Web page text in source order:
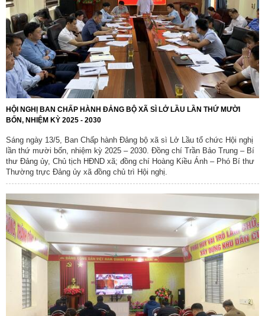
HỘI NGHỊ BAN CHẤP HÀNH ĐẢNG BỘ XÃ SÌ LỞ LẦU LẦN THỨ MƯỜI
BỐN, NHIỆM KỲ 2025 - 2030
Sáng ngày 13/5, Ban Chấp hành Đảng bộ xã sì Lở Lầu tổ chức Hội nghị
lần thứ mười bốn, nhiệm kỳ 2025 – 2030. Đồng chí Trần Bảo Trung – Bí
thư Đảng ủy, Chủ tịch HĐND xã; đồng chí Hoàng Kiều Ánh – Phó Bí thư
Thường trực Đảng ủy xã đồng chủ trì Hội nghị.